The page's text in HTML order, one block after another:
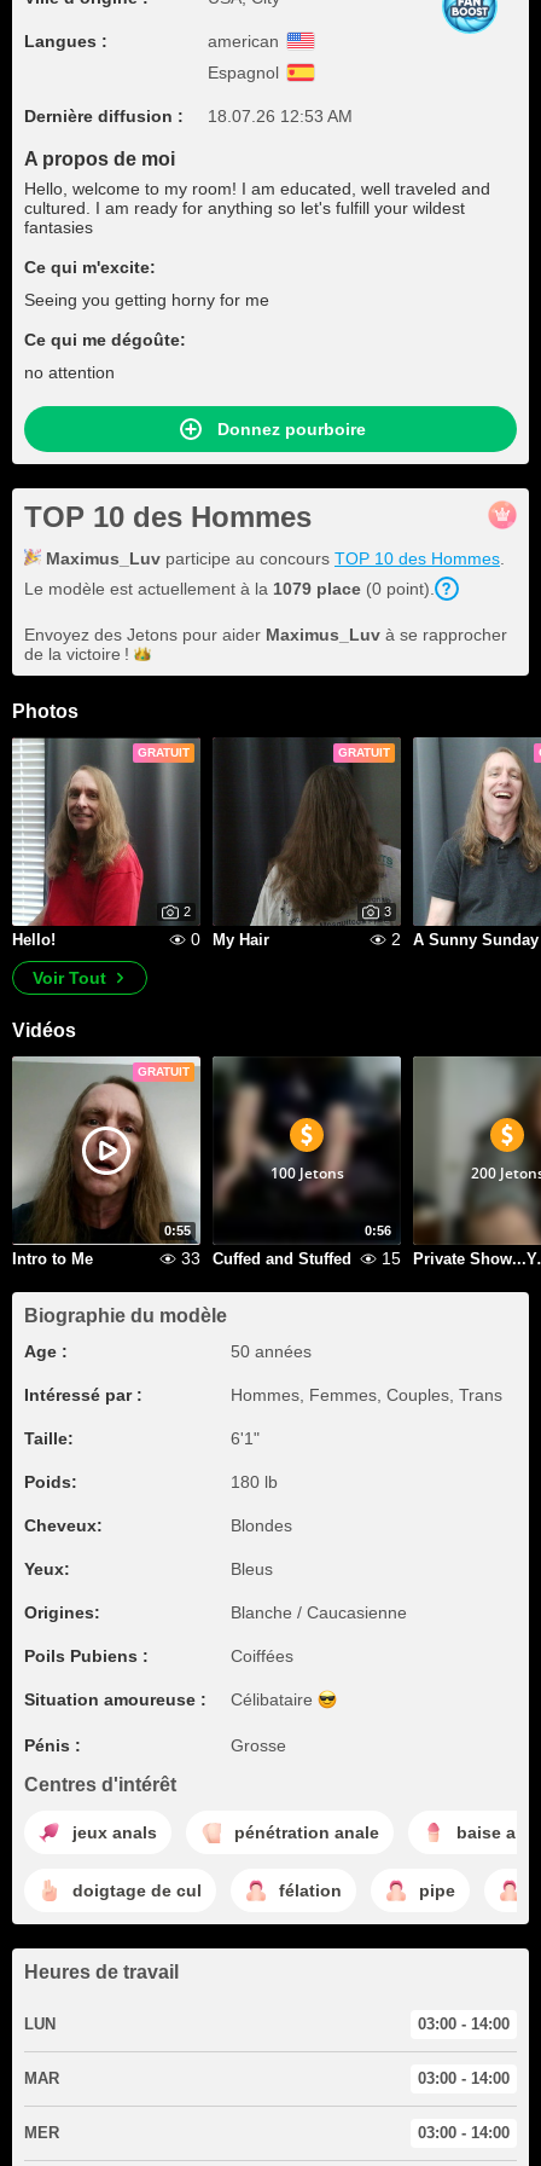
Langues :
american
Espagnol
Dernière diffusion : 18.07.26 12:53 AM
A propos de moi
Hello, welcome to my room! I am educated, well traveled and
cultured. I am ready for anything so let's fulfill your wildest
fantasies
Ce qui m'excite:
Seeing you getting horny for me
Ce qui me dégoûte:
no attention
Donnez pourboire
TOP 10 des Hommes
Maximus_Luv participe au concours TOP 10 des Hommes
Le modèle est actuellement à la 1079 place (0 point).
Envoyez des Jetons pour aider Maximus_Luv à se rapprocher
de la victoire !
Photos
GRATUIT
2
Hello! 0
GRATUIT
3
My Hair 2 A Sunny Sunday
Voir Tout
Vidéos
GRATUIT
0:55
Intro to Me 33
0:56
100 Jetons
Cuffed and Stuffed 15
200
Biographie du modèle
Age : 50 années
Intéressé par : Hommes, Femmes, Couples, Trans
Taille: 6'1"
Poids: 180 lb
Cheveux: Blondes
Yeux: Bleus
Origines: Blanche / Caucasienne
Poils Pubiens : Coiffées
Situation amoureuse : Célibataire
Pénis : Grosse
Centres d'intérêt
jeux anals pénétration anale baise
doigtage de cul félation pipe
Heures de travail
LUN 03:00 - 14:00
MAR 03:00 - 14:00
MER 03:00 - 14:00